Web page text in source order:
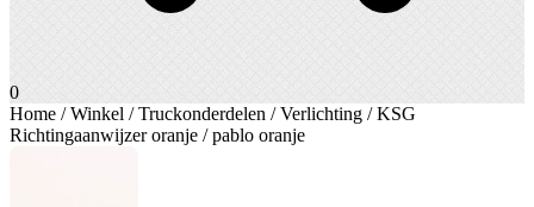
0
Home /Winkel /Truckonderdelen /Verlichting / KSG
Richtingaanwijzer oranje / pablo oranje